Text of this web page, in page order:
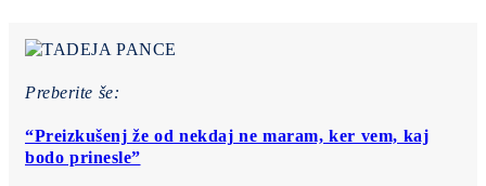
Preberite še:
“Preizkušenj že od nekdaj ne maram, ker vem, kaj
bodo prinesle”